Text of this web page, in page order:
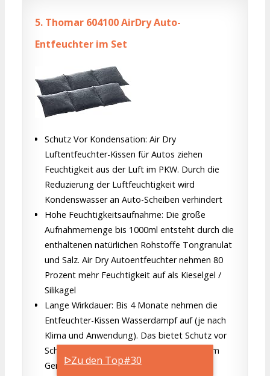
ᐅZu den Top#30
5. Thomar 604100 AirDry Auto-
Entfeuchter im Set
Schutz Vor Kondensation: Air Dry
Luftentfeuchter-Kissen für Autos ziehen
Feuchtigkeit aus der Luft im PKW. Durch die
Reduzierung der Luftfeuchtigkeit wird
Kondenswasser an Auto-Scheiben verhindert
Hohe Feuchtigkeitsaufnahme: Die große
Aufnahmemenge bis 1000ml entsteht durch die
enthaltenen natürlichen Rohstoffe Tongranulat
und Salz. Air Dry Autoentfeuchter nehmen 80
Prozent mehr Feuchtigkeit auf als Kieselgel /
Silikagel
Lange Wirkdauer: Bis 4 Monate nehmen die
Entfeuchter-Kissen Wasserdampf auf (je nach
Klima und Anwendung). Das bietet Schutz vor
Schimmel, Rost, Stockflecken und muffigem
Geruch